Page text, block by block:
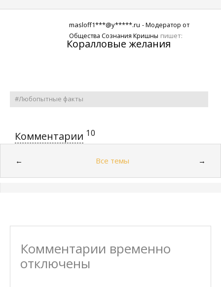
masloff1***@y*****.ru - Модератор от
Общества Сознания Кришны пишет:
Коралловые желания
#Любопытные факты
Комментарии 10
← Все темы →
Комментарии временно
отключены